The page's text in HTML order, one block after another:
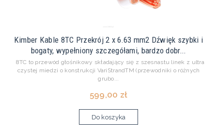
Kimber Kable 8TC Przekrój 2 x 6.63 mm2 Dźwięk szybki i
bogaty, wypełniony szczegółami, bardzo dobr...
8TC to przewód głośnikowy składający się z szesnastu linek z ultra
czystej miedzi o konstrukcji VariStrandTM (przewodniki o różnych
grubo...
599,00 zł
Do koszyka